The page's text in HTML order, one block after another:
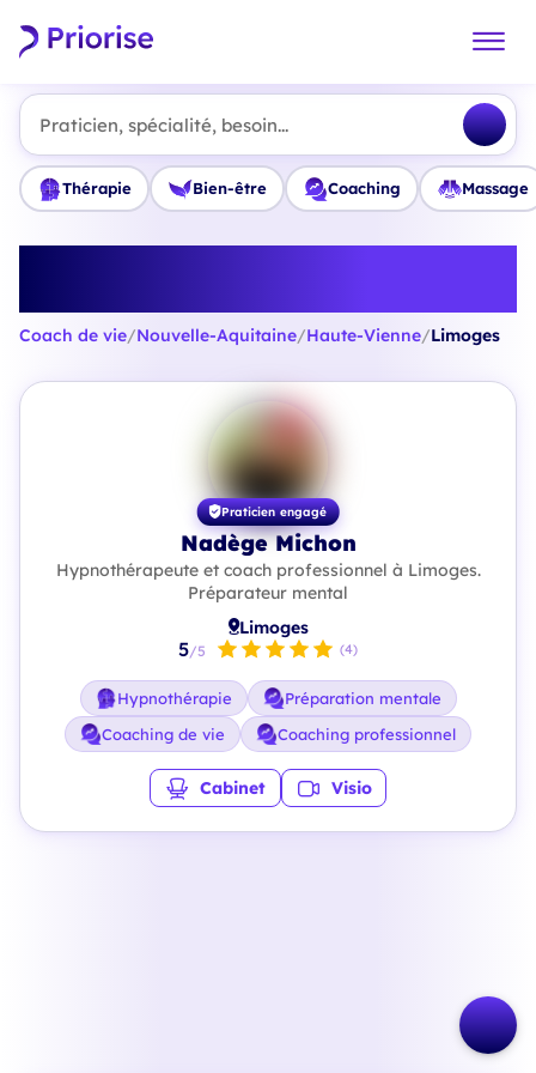
Praticien, spécialité, besoin...
Thérapie Bien-être Coaching Massage
Coach de vie/Nouvelle-Aquitaine/Haute-Vienne/Limoges
Praticien engagé
Nadège Michon
Hypnothérapeute et coach professionnel à Limoges.
Préparateur mental
Limoges
5/5 (4)
Hypnothérapie
Préparation mentale
Coaching de vie
Coaching professionnel
Cabinet Visio